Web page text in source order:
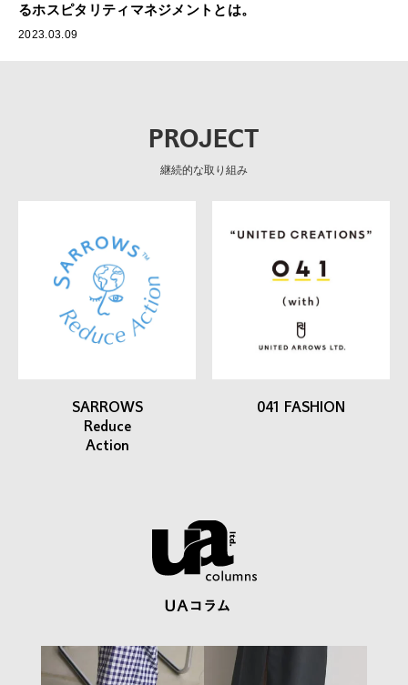
るホスピタリティマネジメントとは。
2023.03.09
PROJECT
継続的な取り組み
SARROWS
Reduce
Action
041 FASHION